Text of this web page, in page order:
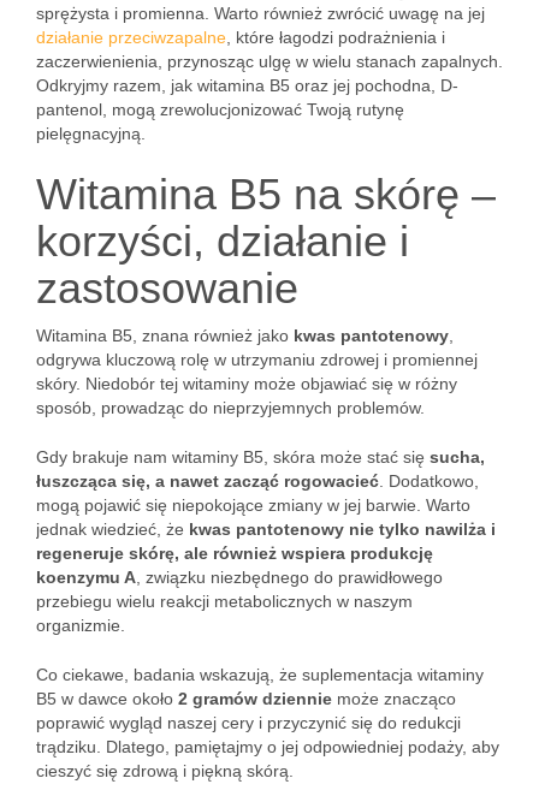
sprężysta i promienna. Warto również zwrócić uwagę na jej
działanie przeciwzapalne , które łagodzi podrażnienia i
zaczerwienienia, przynosząc ulgę w wielu stanach zapalnych.
Odkryjmy razem, jak witamina B5 oraz jej pochodna, D-
pantenol, mogą zrewolucjonizować Twoją rutynę
pielęgnacyjną.
Witamina B5 na skórę –
korzyści, działanie i
zastosowanie
Witamina B5, znana również jako kwas pantotenowy
odgrywa kluczową rolę w utrzymaniu zdrowej i promiennej
skóry. Niedobór tej witaminy może objawiać się w różny
sposób, prowadząc do nieprzyjemnych problemów.
Gdy brakuje nam witaminy B5, skóra może stać się sucha,
łuszcząca się, a nawet zacząć rogowacieć . Dodatkowo,
mogą pojawić się niepokojące zmiany w jej barwie. Warto
jednak wiedzieć, że kwas pantotenowy nie tylko nawilża i
regeneruje skórę, ale również wspiera produkcję
koenzymu A , związku niezbędnego do prawidłowego
przebiegu wielu reakcji metabolicznych w naszym
organizmie.
Co ciekawe, badania wskazują, że suplementacja witaminy
B5 w dawce około 2 gramów dziennie może znacząco
poprawić wygląd naszej cery i przyczynić się do redukcji
trądziku. Dlatego, pamiętajmy o jej odpowiedniej podaży, aby
cieszyć się zdrową i piękną skórą.